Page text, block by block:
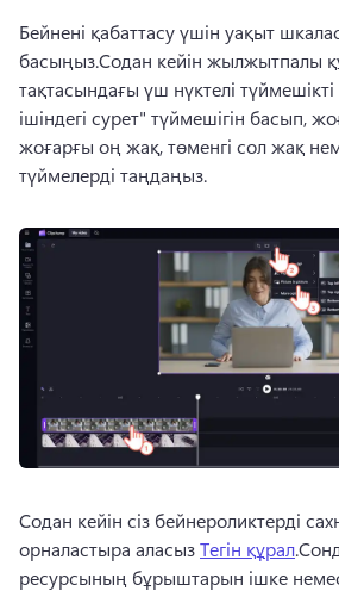
Бейнені қабаттасу үшін уақыт
басыңыз.Содан кейін жылжытпалы
тақтасындағы үш нүктелі
ішіндегі сурет" түймешігін басып,
жоғарғы оң жақ, төменгі сол жақ
түймелерді таңдаңыз.
Содан кейін сіз бейнероликтерді
орналастыра аласыз Тегін құрал
ресурсының бұрыштарын ішке